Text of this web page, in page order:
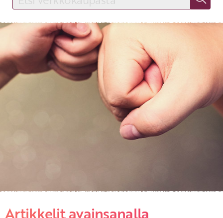
Unohtuiko salasana?
KIRJAUDU SISÄÄN
Etkö ole vielä asiakkaamme?
Luo asiakastili tästä!
Artikkelit avainsanalla